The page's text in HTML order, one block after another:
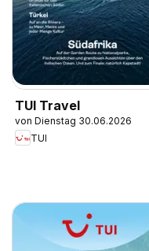
TUI Travel
von Dienstag 30.06.2026
TUI